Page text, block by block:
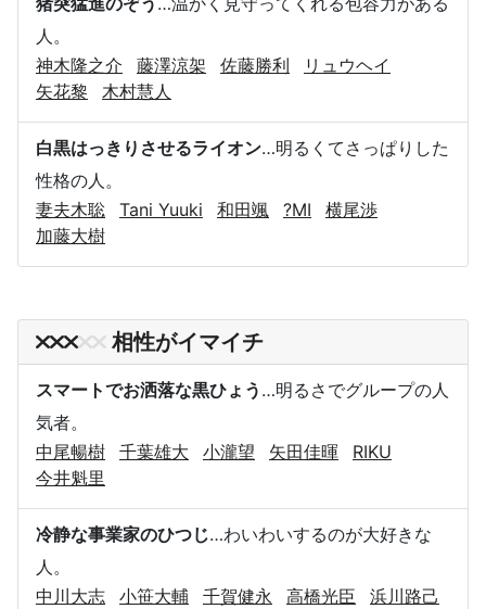
人。
神木隆之介
藤澤涼架 佐藤勝利
リュウヘイ
矢花黎
木村慧人
白黒はっきりさせるライオン…明るくてさっぱりした
性格の人。
妻夫木聡
Tani Yuuki 和田颯 ?MI
横尾渉
加藤大樹
相性がイマイチ
スマートでお洒落な黒ひょう …明るさでグループの人
気者。
中尾暢樹
千葉雄大 小瀧望 矢田佳暉
RIKU
今井魁里
冷静な事業家のひつじ…わいわいするのが大好きな
人。
中川大志
小笹大輔 千賀健永 高橋光臣
浜川路己